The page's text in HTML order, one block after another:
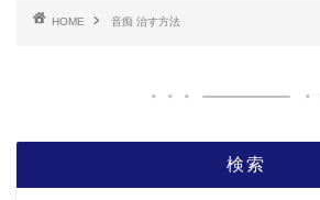
HOME 音痴 治す方法
検索